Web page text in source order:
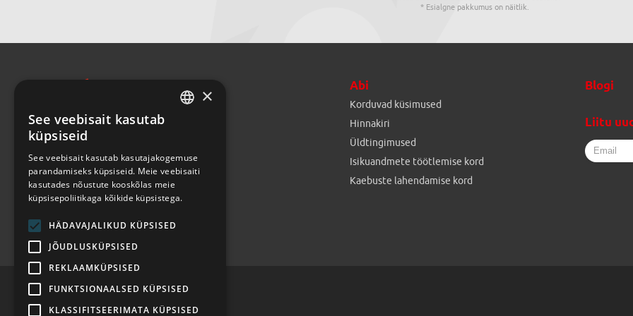
* Esialgne pakkumus on näitlik.
OÜ Omaraha
info@omaraha.ee
58 070 613
Reg.nr. 12045597
Posti 30,Haapsalu 90504
Abi
Korduvad küsimused
Hinnakiri
Üldtingimused
Isikuandmete töötlemise kord
Kaebuste lahendamise kord
Blogi
Liitu
Tüüpilise laenu näide
RUSSIAN
×
See veebisait kasutab
küpsiseid
See veebisait kasutab kasutajakogemuse
parandamiseks küpsiseid. Meie veebisaiti
kasutades nõustute kooskõlas meie
küpsisepoliitikaga kõikide küpsistega.
HÄDAVAJALIKUD KÜPSISED
JÕUDLUSKÜPSISED
REKLAAMKÜPSISED
FUNKTSIONAALSED KÜPSISED
KLASSIFITSEERIMATA KÜPSISED